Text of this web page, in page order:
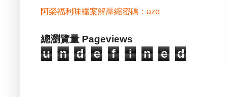
阿榮福利味檔案解壓縮密碼：azo
總瀏覽量 Pageviews
u n d e f i n e d